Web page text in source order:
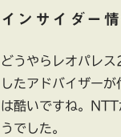
インサイダー
どうやらレオパレ
したアドバイザー
は酷いですね。
うでした。